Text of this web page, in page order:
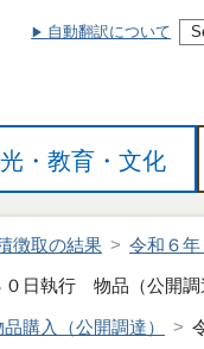
自動翻訳について
・教育・文化
徴取の結果 令和６年
０日執行 物品（公開調
購入（公開調達）